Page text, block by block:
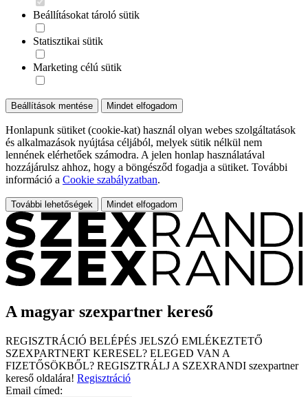
Beállításokat tároló sütik
Statisztikai sütik
Marketing célú sütik
Beállítások mentése Mindet elfogadom
Honlapunk sütiket (cookie-kat) használ olyan webes szolgáltatások
és alkalmazások nyújtása céljából, melyek sütik nélkül nem
lennének elérhetőek számodra. A jelen honlap használatával
hozzájárulsz ahhoz, hogy a böngésződ fogadja a sütiket. További
információ a Cookie szabályzatban.
További lehetőségek Mindet elfogadom
A magyar szexpartner kereső
REGISZTRÁCIÓ BELÉPÉS JELSZÓ EMLÉKEZTETŐ
SZEXPARTNERT KERESEL? ELEGED VAN A
FIZETŐSÖKBŐL? REGISZTRÁLJ A SZEXRANDI szexpartner
kereső oldalára! Regisztráció
Email címed: